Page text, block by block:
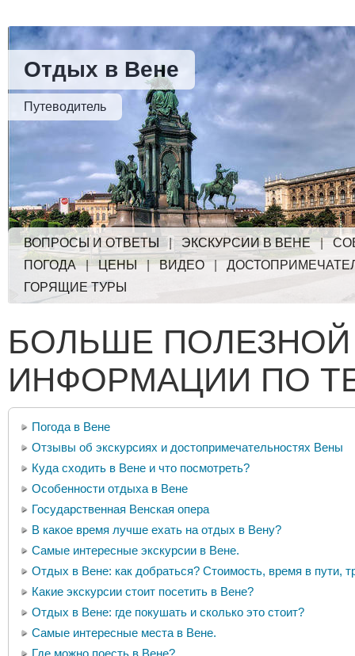
Отдых в Вене
Путеводитель
ВОПРОСЫ И ОТВЕТЫ |ЭКСКУРСИИ В ВЕНЕ|
ПОГОДА|ЦЕНЫ|ВИДЕО |
ГОРЯЩИЕ ТУРЫ
БОЛЬШЕ ПОЛЕЗНОЙ
ИНФОРМАЦИИ ПО
Погода в Вене
Отзывы об экскурсиях и достопримечательностях Вены
Куда сходить в Вене и что посмотреть?
Особенности отдыха в Вене
Государственная Венская опера
В какое время лучше ехать на отдых в Вену?
Самые интересные экскурсии в Вене.
Отдых в Вене: как добраться? Стоимость, время в пути,
Какие экскурсии стоит посетить в Вене?
Отдых в Вене: где покушать и сколько это стоит?
Самые интересные места в Вене.
Где можно поесть в Вене?